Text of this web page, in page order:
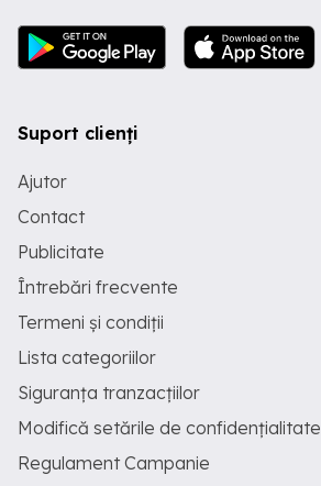
Suport clienți
Ajutor
Contact
Publicitate
Întrebări frecvente
Termeni și condiții
Lista categoriilor
Siguranța tranzacțiilor
Modifică setările de confidențialitate
Regulament Campanie